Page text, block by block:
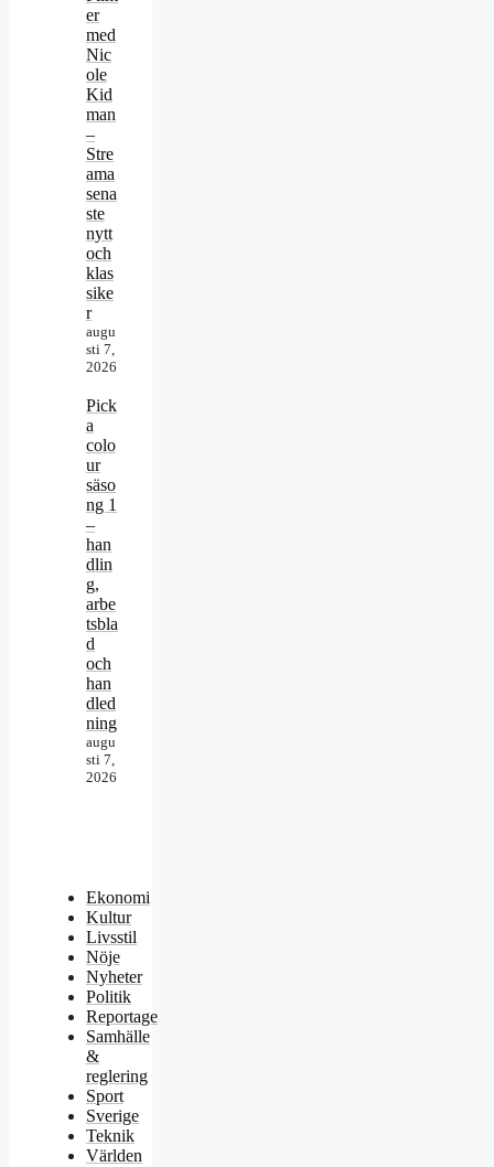
er
med
Nic
ole
Kid
man
–
Stre
ama
sena
ste
nytt
och
klas
sike
r
augu
sti 7,
2026
Pick
a
colo
ur
säso
ng 1
–
han
dlin
g,
arbe
tsbla
d
och
han
dled
ning
augu
sti 7,
2026
Ekonomi
Kultur
Livsstil
Nöje
Nyheter
Politik
Reportage
Samhälle
&
reglering
Sport
Sverige
Teknik
Världen